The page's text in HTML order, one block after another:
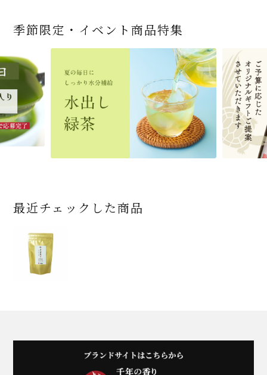
宇治抹茶だいふく 和
三盆仕立て 6個入
2,592 (税込)
お茶屋の京都 宇治抹
1,743 (税込)
近江米と日本酒の「み
ずかがみ」パウンドケ
ーキ（カット）-単品-
540 (税込)
商品一覧はこちら
緑茶ティーパック（セ
ンパックシリーズ） 5g
×50袋
864 (税込)
ありがとう メッセージ
付き緑茶ティーバッグ
410 (税込)
【季節限定】水出し緑
茶詰合せ 気軽に愉し
むセット
1,420 (税込)
商品一覧はこちら
宇治抹茶そば3袋・そ
ばつゆ6袋（6人前）セ
ット 化粧箱（カート
ン/ギフトボックス）
3,032 (税込)
宇治抹茶そば２袋・そ
2,278 (税込)
【送料込み】宇治抹茶
そば160ｇ×2袋（4人
前）＋特撰そばつゆ4
個（ポスト便）
2,028 (税込)
商品一覧はこちら
老舗茶舗の宇治抹茶
かすていらと宇治冠煎
茶の詰合せ
4,112 (税込)
宇治抹茶焼き菓子詰
4,511 (税込)
老舗茶舗のひやひやス
イーツセット 3種6個
3,356 (税込)
商品一覧はこちら
茶道具 帛紗 ふくさ 無
地 正絹帛紗 7匁(もん
め) (朱・赤・紫) (ポス
ト便対応可)
4,730 (税込)
茶道具 扇子（せんす）
扇子 利休百首 白竹 6
1,716 (税込)
おとなのお稽古セット
女子用 裏千家 茶道具
16,500 (税込)
商品一覧はこちら
季節限定・イベント商品特集
最近チェックした商品